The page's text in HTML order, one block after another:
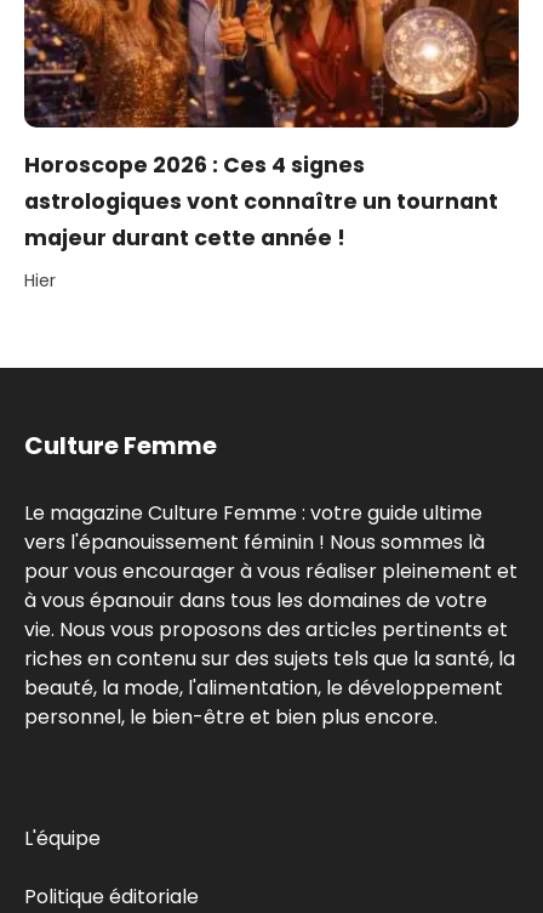
Horoscope 2026 : Ces 4 signes
astrologiques vont connaître un tournant
majeur durant cette année !
Hier
Culture Femme
Le magazine Culture Femme : votre guide ultime
vers l'épanouissement féminin ! Nous sommes là
pour vous encourager à vous réaliser pleinement et
à vous épanouir dans tous les domaines de votre
vie. Nous vous proposons des articles pertinents et
riches en contenu sur des sujets tels que la santé, la
beauté, la mode, l'alimentation, le développement
personnel, le bien-être et bien plus encore.
L'équipe
Politique éditoriale